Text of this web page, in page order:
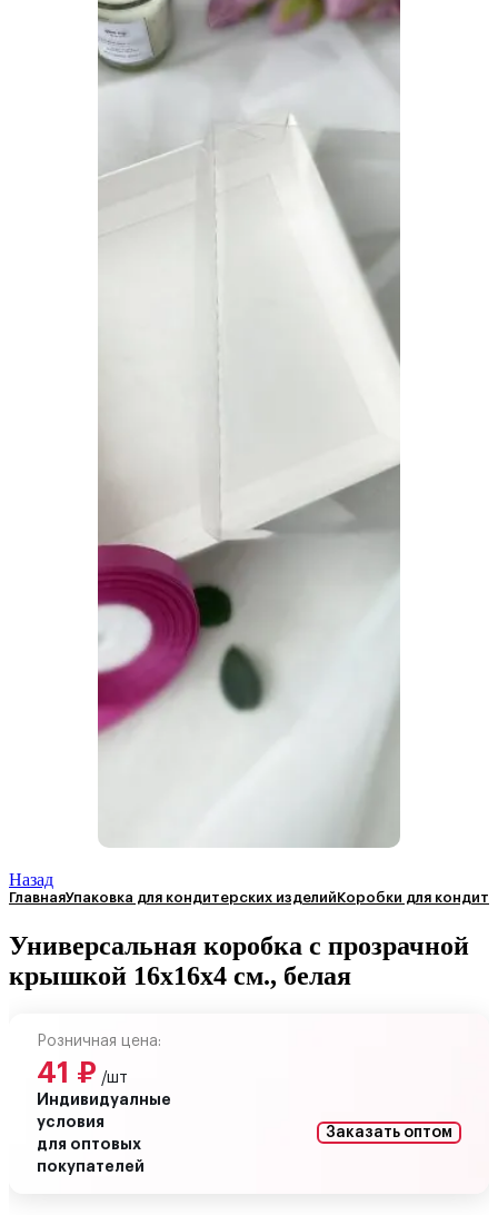
Назад
ГлавнаяУпаковка для кондитерских изделийКоробки для
Универсальная коробка с прозрачной
крышкой 16х16х4 см., белая
Розничная цена:
41 ₽ /шт
Индивидуалные
условия
для оптовых
покупателей
Заказать оптом